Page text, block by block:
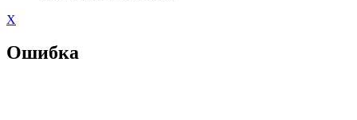
X
Ошибка